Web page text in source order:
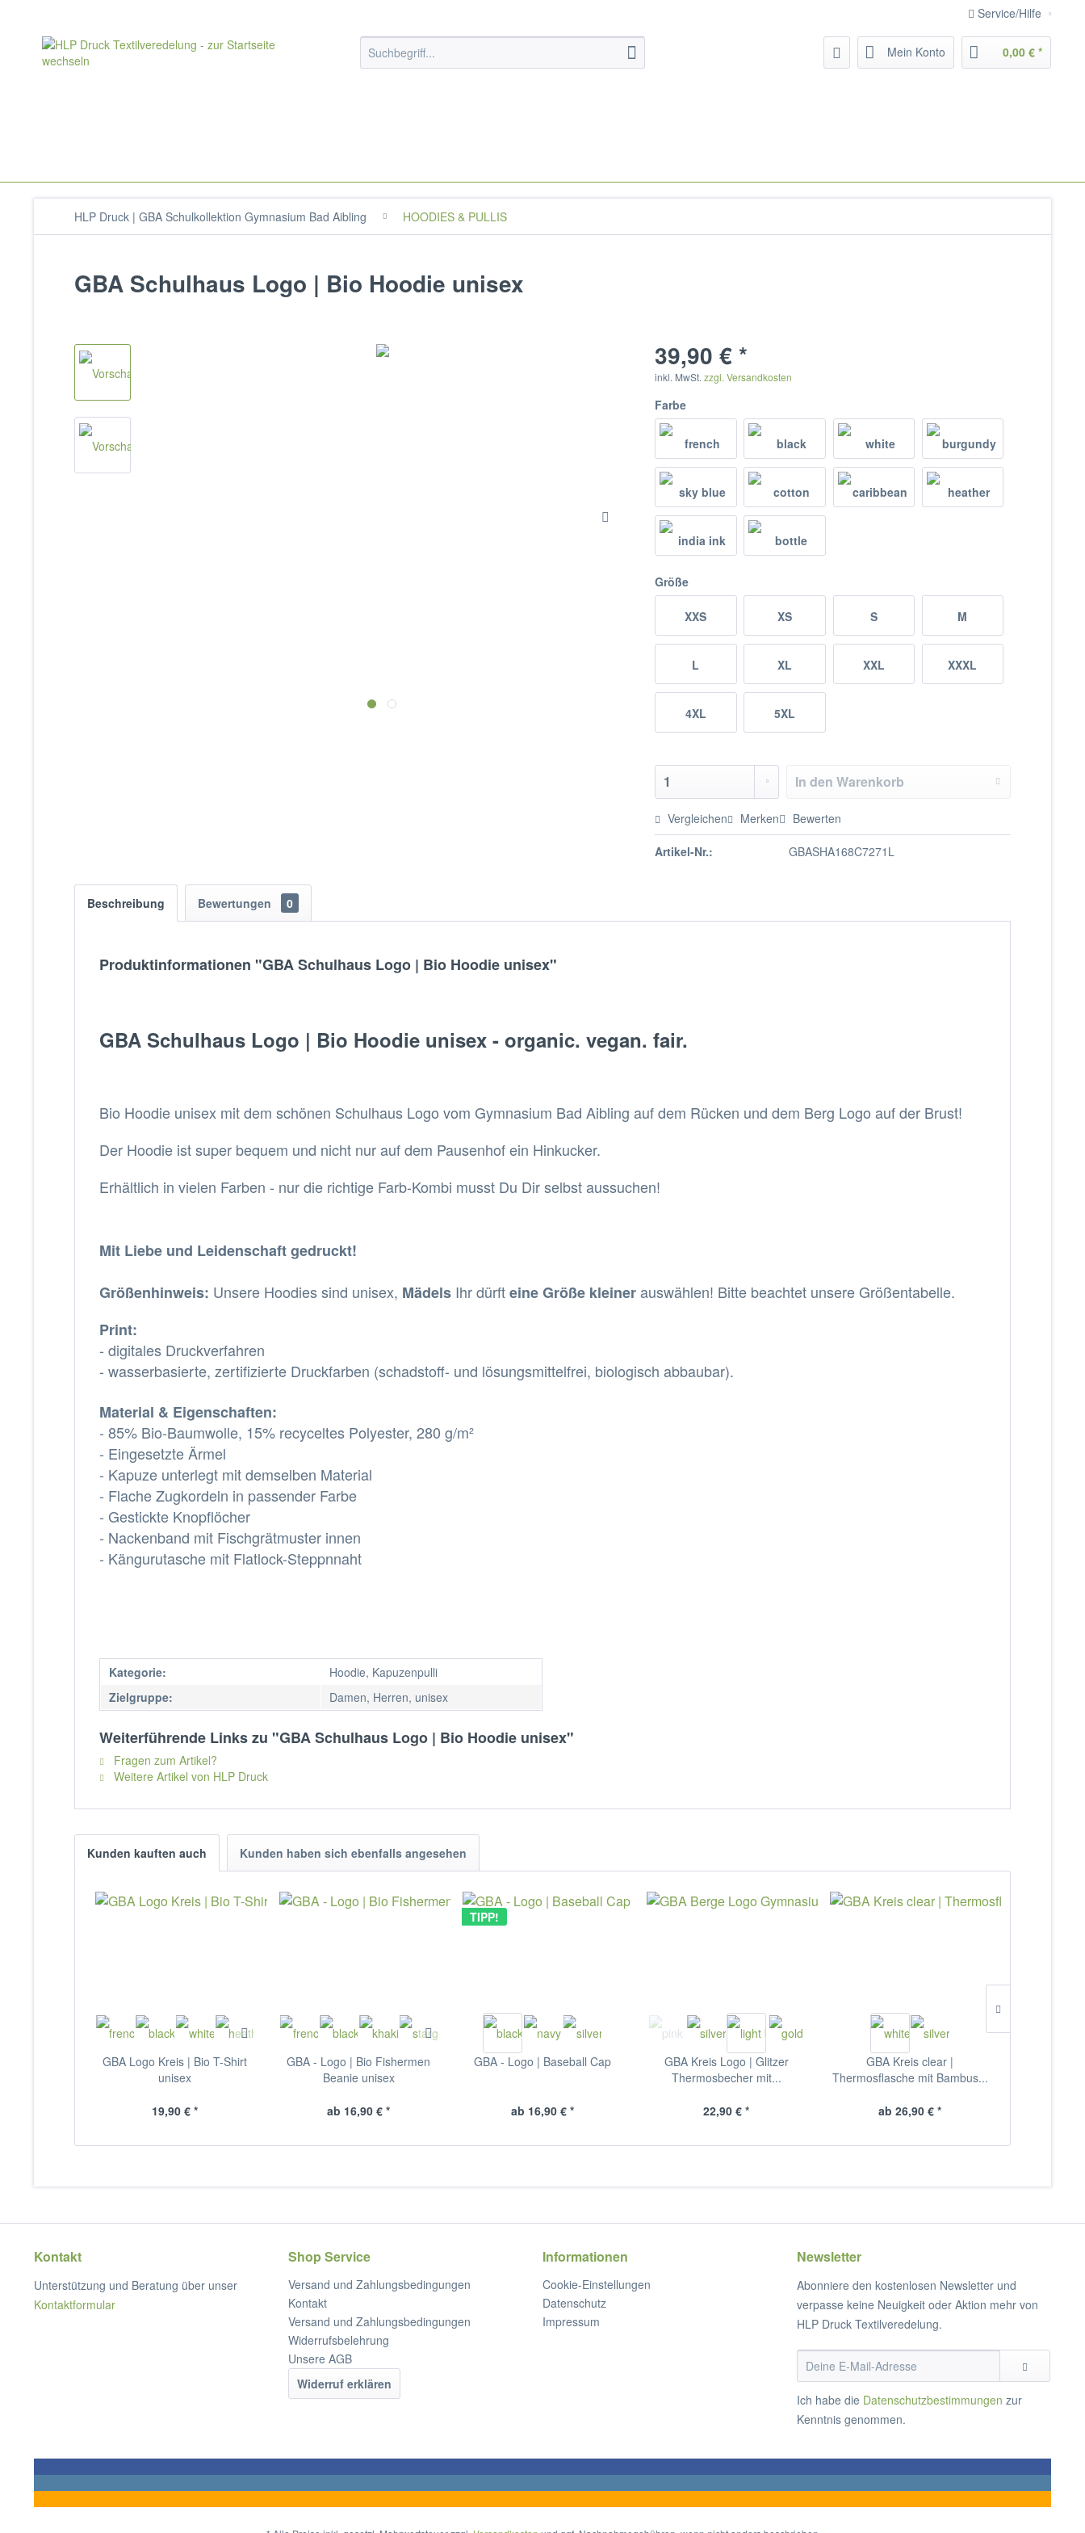
Service/Hilfe
Mein Konto 0,00 € *
HLP Druck | GBA Schulkollektion Gymnasium Bad Aibling HOODIES & PULLIS
GBA Schulhaus Logo | Bio Hoodie unisex
39,90 € *
inkl. MwSt.zzgl. Versandkosten
Farbe
Größe
XXS XS S M
L XL XXL XXXL
4XL 5XL
In den Warenkorb
Vergleichen Merken Bewerten
Artikel-Nr.: GBASHA168C7271L
Beschreibung Bewertungen 0
Produktinformationen "GBA Schulhaus Logo | Bio Hoodie unisex"
GBA Schulhaus Logo | Bio Hoodie unisex - organic. vegan. fair.
Bio Hoodie unisex mit dem schönen Schulhaus Logo vom Gymnasium Bad Aibling auf dem Rücken und dem Berg Logo auf der Brust!
Der Hoodie ist super bequem und nicht nur auf dem Pausenhof ein Hinkucker.
Erhältlich in vielen Farben - nur die richtige Farb-Kombi musst Du Dir selbst aussuchen!
Mit Liebe und Leidenschaft gedruckt!
Größenhinweis: Unsere Hoodies sind unisex, Mädels Ihr dürfteine Größe kleinerauswählen! Bitte beachtet unsere Größentabelle.
Print:
- digitales Druckverfahren
- wasserbasierte, zertifizierte Druckfarben (schadstoff- und lösungsmittelfrei, biologisch abbaubar).
Material & Eigenschaften:
- 85% Bio-Baumwolle, 15% recyceltes Polyester, 280 g/m²
- Eingesetzte Ärmel
- Kapuze unterlegt mit demselben Material
- Flache Zugkordeln in passender Farbe
- Gestickte Knopflöcher
- Nackenband mit Fischgrätmuster innen
- Kängurutasche mit Flatlock-Steppnnaht
Kategorie:
Hoodie, Kapuzenpulli
Zielgruppe:
Damen, Herren, unisex
Weiterführende Links zu "GBA Schulhaus Logo | Bio Hoodie unisex"
Fragen zum Artikel?
Weitere Artikel von HLP Druck
Kunden kauften auch Kunden haben sich ebenfalls angesehen
GBA Logo Kreis | Bio T-Shirt
unisex
19,90 € *
GBA - Logo | Bio Fishermen
Beanie unisex
ab 16,90 € *
TIPP!
GBA - Logo | Baseball Cap
ab 16,90 € *
GBA Kreis Logo | Glitzer
Thermosbecher mit...
22,90 € *
GBA Kreis clear |
Thermosflasche mit Bambus...
ab 26,90 € *
Kontakt
Unterstützung und Beratung über unser
Kontaktformular
Shop Service
Versand und Zahlungsbedingungen
Kontakt
Versand und Zahlungsbedingungen
Widerrufsbelehrung
Unsere AGB
Widerruf erklären
Informationen
Cookie-Einstellungen
Datenschutz
Impressum
Newsletter
Abonniere den kostenlosen Newsletter und
verpasse keine Neuigkeit oder Aktion mehr von
HLP Druck Textilveredelung.
Ich habe die Datenschutzbestimmungen zur
Kenntnis genommen.